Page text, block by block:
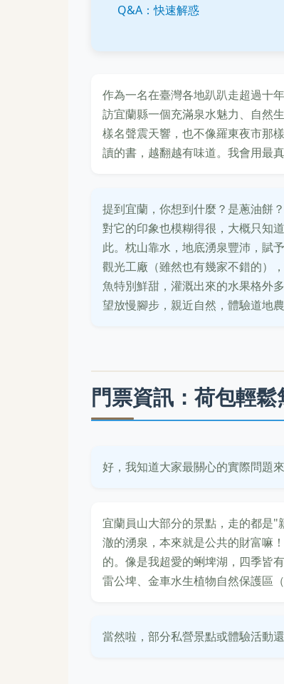
Q&A：快速解惑
作為一名在臺灣各地趴趴走超過十
訪宜蘭縣一個充滿泉水魅力、自然
樣名聲震天響，也不像羅東夜市那
讀的書，越翻越有味道。我會用最
提到宜蘭，你想到什麼？是蔥油餅
對它的印象也模糊得很，大概只知
此。枕山靠水，地底湧泉豐沛，賦
觀光工廠（雖然也有幾家不錯的）
魚特別鮮甜，灌溉出來的水果格外
望放慢腳步，親近自然，體驗道地
門票資訊：荷包輕鬆
好，我知道大家最關心的實際問題
宜蘭員山大部分的景點，走的都是
澈的湧泉，本來就是公共的財富嘛
的。像是我超愛的蜊埤湖，四季皆
雷公埤、金車水生植物自然保護區
當然啦，部分私營景點或體驗活動